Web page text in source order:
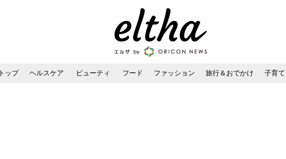
トップ ヘルスケア ビューティ フード ファッション 旅行＆おでかけ 子育て